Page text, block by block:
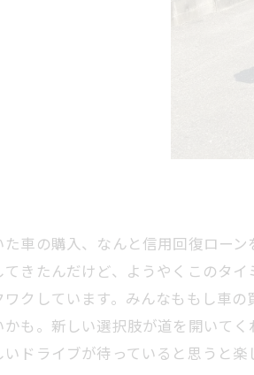
車の購入、なんと信用回復ロー
きたんだけど、ようやくこのタ
ワクしています。みんなももし車
かも。新しい選択肢が道を開いて
ドライブが待っていると思うと楽